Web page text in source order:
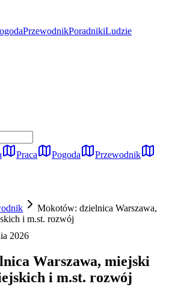
PrzewodnikPoradnikiLudzie
Praca Pogoda
Przewodnik
Mokotów: dzielnica Warszawa,
i m.st. rozwój
2026
Warszawa, miejski
i m.st. rozwój